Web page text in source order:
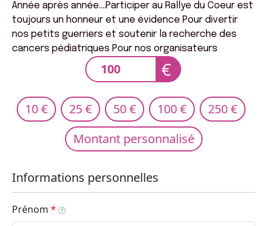
Année après année….Participer au Rallye du Coeur est
toujours un honneur et une évidence Pour divertir
nos petits guerriers et soutenir la recherche des
cancers pédiatriques Pour nos organisateurs